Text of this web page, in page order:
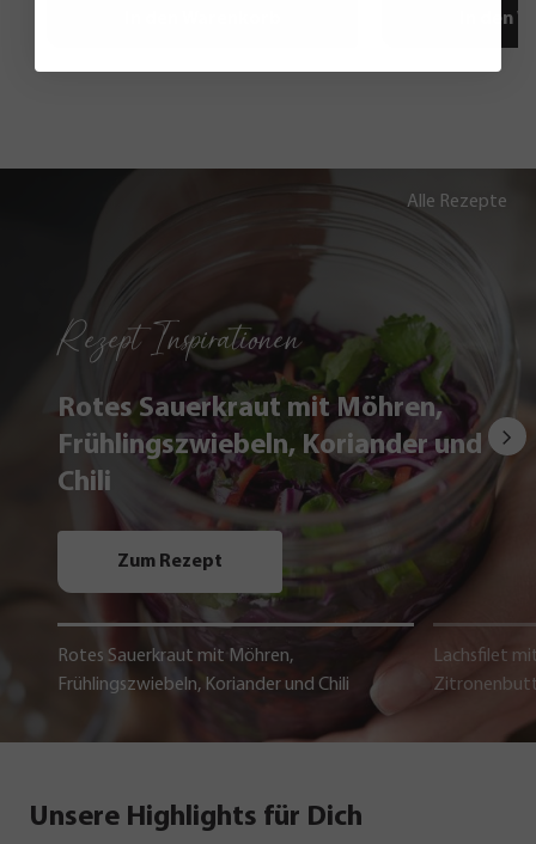
In den
Rezept Inspirationen
Rotes Sauerkraut mit Möhren,
Frühlingszwiebeln, Koriander und
Chili
Zum Rezept
Rotes Sauerkraut mit Möhren,
Frühlingszwiebeln, Koriander und Chili
Lachsfilet
Alle Rezepte
Unsere Highlights für Dich